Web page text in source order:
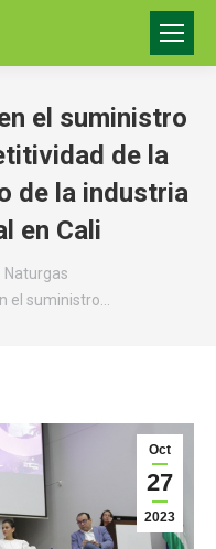
el suministro
de la
de la industria
en Cali
Naturgas
el suministro…
Oct
27
2023